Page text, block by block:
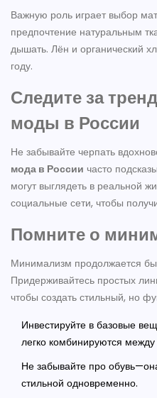
Важную роль играет выбор
предпочтение натуральным
дышать. Лён и органический
году.
Следите за
моды в России
Не забывайте черпать
мода в России часто
могут выглядеть в реальной
социальные сети, чтобы
Помните о
Минимализм продолжается
Придерживайтесь простых
чтобы создать стильный, но
Инвестируйте в базовые
легко комбинируются между
Не забывайте про
стильной одновременно.